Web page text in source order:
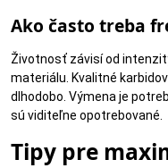
Skontrolujte, či je
000 ot./min. Pre tvrdšie
mäkšie vyššie.
Pracovný tlak–
veľký tlak môže viesť k
Zanesené frézy
Ako často treba
Životnosť závisí od
materiálu. Kvalitné
dlhodobo. Výmena je
sú viditeľne opotrebované.
Tipy pre